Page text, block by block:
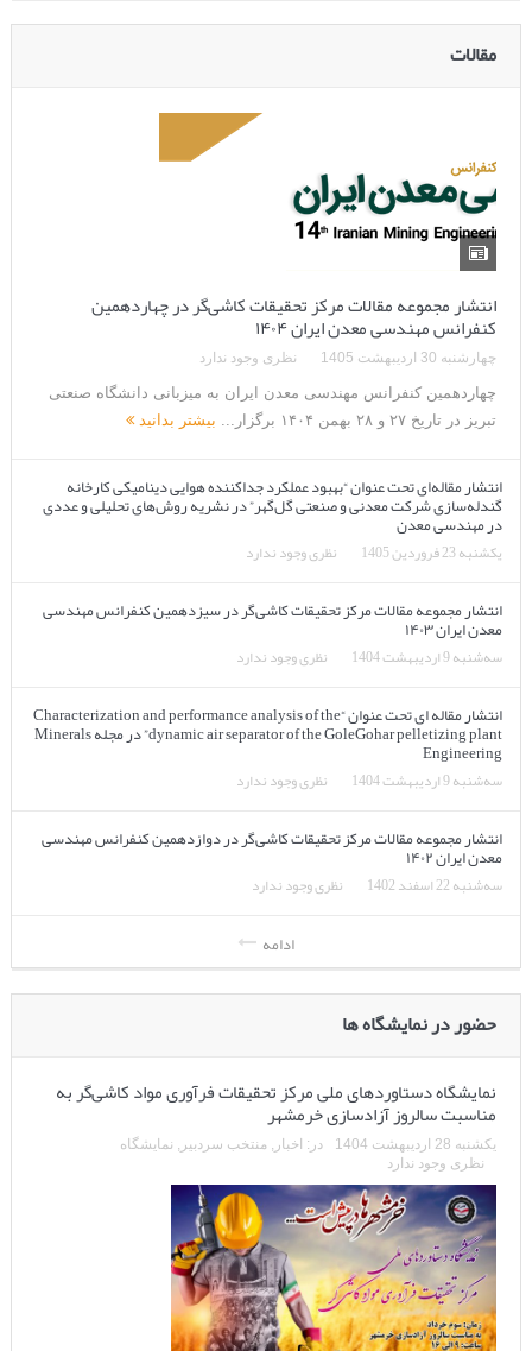
مقالات
انتشار مجموعه مقالات مرکز تحقیقات کاشی‌گر در چهاردهمین
کنفرانس مهندسی معدن ایران ۱۴۰۴
چهارشنبه 30 اردیبهشت 1405 نظری وجود ندارد
چهاردهمین کنفرانس مهندسی معدن ایران به میزبانی دانشگاه صنعتی
تبریز در تاریخ ۲۷ و ۲۸ بهمن ۱۴۰۴ برگزار...
بیشتر بدانید
انتشار مقاله‌ای تحت عنوان “بهبود عملکرد جداکننده هوایی دینامیکی کارخانه
گندله‌سازی شرکت معدنی و صنعتی گل‌گهر” در نشریه روش‌های تحلیلی و عددی
در مهندسی معدن
یکشنبه 23 فروردین 1405 نظری وجود ندارد
انتشار مجموعه مقالات مرکز تحقیقات کاشی‌گر در سیزدهمین کنفرانس مهندسی
معدن ایران ۱۴۰۳
سه‌شنبه 9 اردیبهشت 1404 نظری وجود ندارد
انتشار مقاله ای تحت عنوان “Characterization and performance analysis of the
dynamic air separator of the GoleGohar pelletizing plant” در مجله Minerals
Engineering
سه‌شنبه 9 اردیبهشت 1404 نظری وجود ندارد
انتشار مجموعه مقالات مرکز تحقیقات کاشی‌گر در دوازدهمین کنفرانس مهندسی
معدن ایران ۱۴۰۲
سه‌شنبه 22 اسفند 1402 نظری وجود ندارد
ادامه
حضور در نمایشگاه ها
نمایشگاه دستاوردهای ملی مرکز تحقیقات فرآوری مواد کاشی‌گر به
مناسبت سالروز آزادسازی خرمشهر
یکشنبه 28 اردیبهشت 1404 در: اخبار, منتخب سردبیر, نمایشگاه
نظری وجود ندارد